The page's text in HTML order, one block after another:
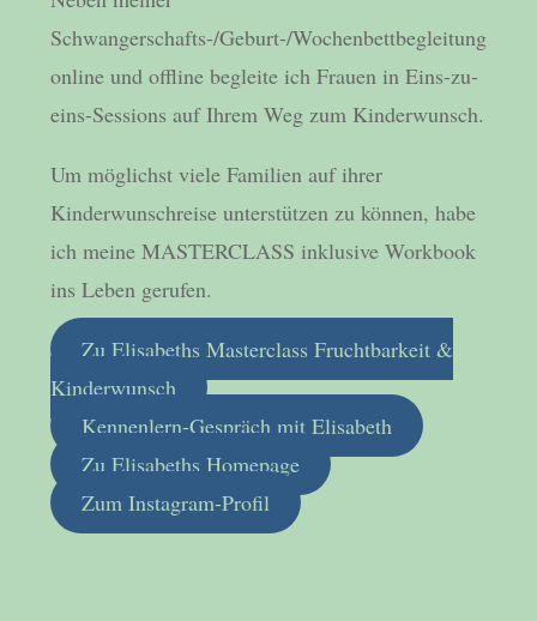
Schwangerschafts-/Geburt-/Wochenbettbegleitung
online und offline begleite ich Frauen in Eins-zu-
eins-Sessions auf Ihrem Weg zum Kinderwunsch.
Um möglichst viele Familien auf ihrer
Kinderwunschreise unterstützen zu können, habe
ich meine MASTERCLASS inklusive Workbook
ins Leben gerufen.
Zu Elisabeths Masterclass Fruchtbarkeit &
Kinderwunsch
Kennenlern-Gespräch mit Elisabeth
Zu Elisabeths Homepage
Zum Instagram-Profil